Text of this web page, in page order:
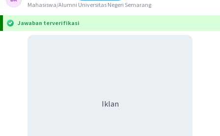
Mahasiswa/Alumni Universitas Negeri Semarang
Jawaban terverifikasi
Iklan